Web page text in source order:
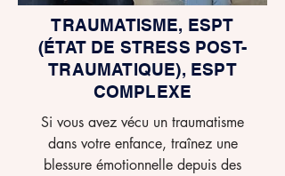
TRAUMATISME, ESPT
(ÉTAT DE STRESS POST-
TRAUMATIQUE), ESPT
COMPLEXE
Si vous avez vécu un traumatisme
dans votre enfance, traînez une
blessure émotionnelle depuis des